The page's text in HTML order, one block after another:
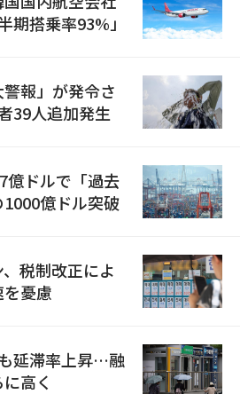
搭乗率93%」
報」が発令さ
39人追加発生
億ドルで「過去
億ドル突破
税制改正によ
憂慮
延滞率上昇…融
高く